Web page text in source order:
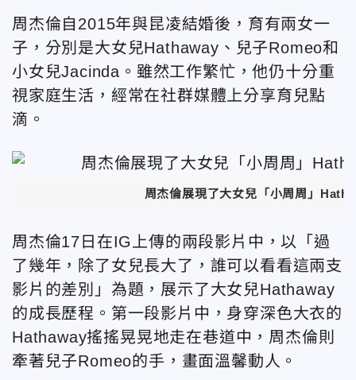
周杰倫自2015年與昆凌結婚後，育有兩女一
子，分別是大女兒Hathaway、兒子Romeo和
小女兒Jacinda。雖然工作繁忙，他仍十分重
視家庭生活，經常在社群媒體上分享育兒點
滴。
周杰倫展現了大女兒「小周周」
周杰倫17日在IG上傳的兩段影片中，以「過
了幾年，除了女兒長大了，誰可以看看這兩支
影片的差別」為題，展示了大女兒Hathaway
的成長歷程。第一段影片中，身穿深色大衣的
Hathaway搖搖晃晃地走在巷道中，周杰倫則
牽著兒子Romeo的手，畫面溫馨動人。